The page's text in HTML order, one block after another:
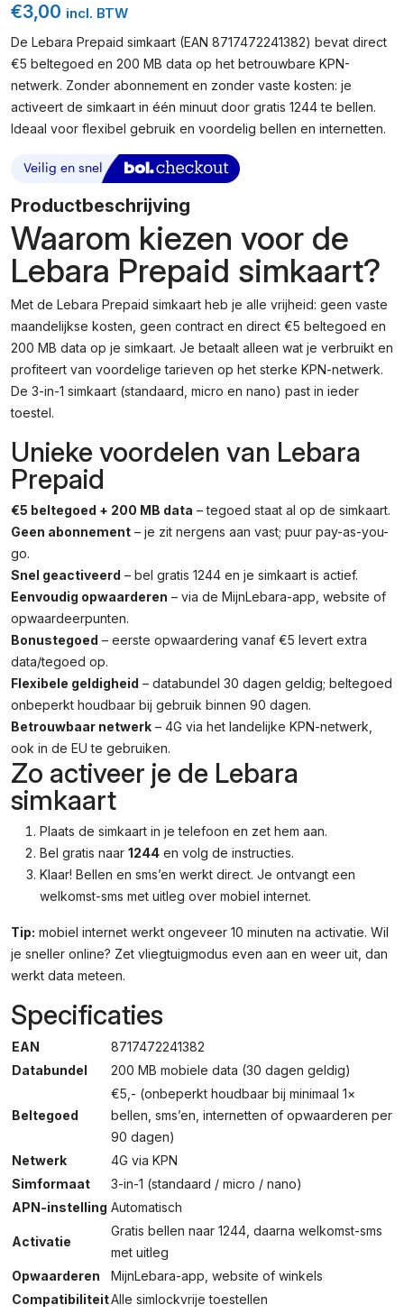
€3,00 incl. BTW
De Lebara Prepaid simkaart (EAN 8717472241382) bevat direct
€5 beltegoed en 200 MB data op het betrouwbare KPN-
netwerk. Zonder abonnement en zonder vaste kosten: je
activeert de simkaart in één minuut door gratis 1244 te bellen.
Ideaal voor flexibel gebruik en voordelig bellen en internetten.
Productbeschrijving
Waarom kiezen voor de
Lebara Prepaid simkaart?
Met de Lebara Prepaid simkaart heb je alle vrijheid: geen vaste
maandelijkse kosten, geen contract en direct €5 beltegoed en
200 MB data op je simkaart. Je betaalt alleen wat je verbruikt en
profiteert van voordelige tarieven op het sterke KPN-netwerk.
De 3-in-1 simkaart (standaard, micro en nano) past in ieder
toestel.
Unieke voordelen van Lebara
Prepaid
€5 beltegoed + 200 MB data – tegoed staat al op de simkaart.
Geen abonnement – je zit nergens aan vast; puur pay-as-you-
go.
Snel geactiveerd – bel gratis 1244 en je simkaart is actief.
Eenvoudig opwaarderen – via de MijnLebara-app, website of
opwaardeerpunten.
Bonustegoed – eerste opwaardering vanaf €5 levert extra
data/tegoed op.
Flexibele geldigheid – databundel 30 dagen geldig; beltegoed
onbeperkt houdbaar bij gebruik binnen 90 dagen.
Betrouwbaar netwerk – 4G via het landelijke KPN-netwerk,
ook in de EU te gebruiken.
Zo activeer je de Lebara
simkaart
Plaats de simkaart in je telefoon en zet hem aan.
Bel gratis naar 1244 en volg de instructies.
Klaar! Bellen en sms’en werkt direct. Je ontvangt een
welkomst-sms met uitleg over mobiel internet.
Tip: mobiel internet werkt ongeveer 10 minuten na activatie. Wil
je sneller online? Zet vliegtuigmodus even aan en weer uit, dan
werkt data meteen.
Specificaties
EAN
8717472241382
Databundel
200 MB mobiele data (30 dagen geldig)
Beltegoed
€5,- (onbeperkt houdbaar bij minimaal 1×
bellen, sms’en, internetten of opwaarderen per
90 dagen)
Netwerk
4G via KPN
Simformaat
3-in-1 (standaard / micro / nano)
APN-instelling Automatisch
Activatie
Gratis bellen naar 1244, daarna welkomst-sms
met uitleg
Opwaarderen
MijnLebara-app, website of winkels
CompatibiliteitAlle simlockvrije toestellen